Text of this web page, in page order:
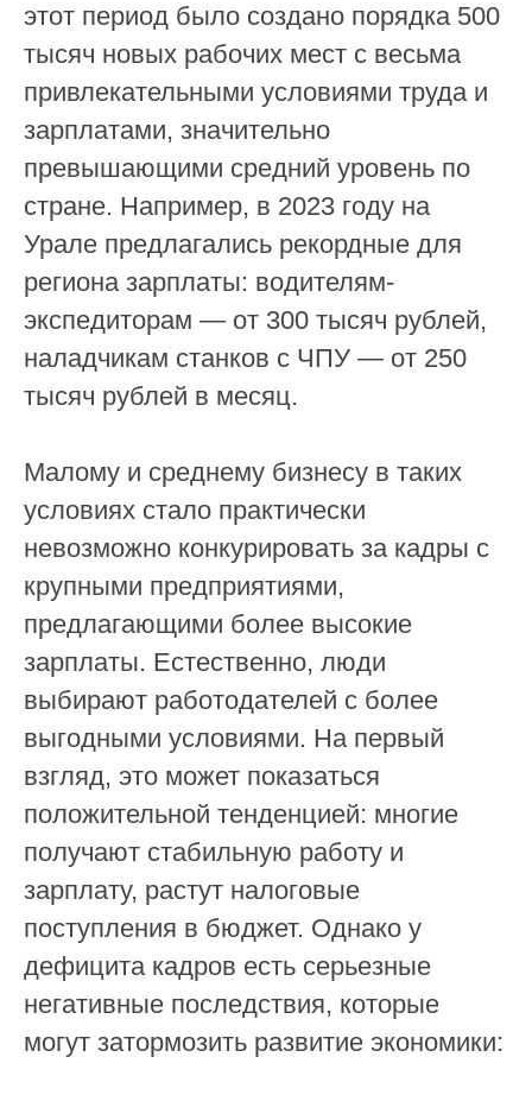
этот период было создано порядка 500
тысяч новых рабочих мест с весьма
привлекательными условиями труда и
зарплатами, значительно
превышающими средний уровень по
стране. Например, в 2023 году на
Урале предлагались рекордные для
региона зарплаты: водителям-
экспедиторам — от 300 тысяч рублей,
наладчикам станков с ЧПУ — от 250
тысяч рублей в месяц.
Малому и среднему бизнесу в таких
условиях стало практически
невозможно конкурировать за кадры с
крупными предприятиями,
предлагающими более высокие
зарплаты. Естественно, люди
выбирают работодателей с более
выгодными условиями. На первый
взгляд, это может показаться
положительной тенденцией: многие
получают стабильную работу и
зарплату, растут налоговые
поступления в бюджет. Однако у
дефицита кадров есть серьезные
негативные последствия, которые
могут затормозить развитие экономики: